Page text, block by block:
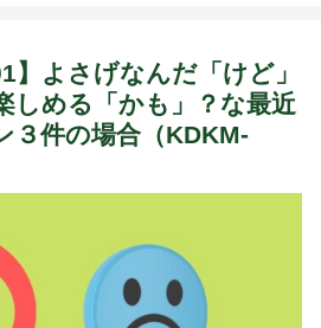
】よさげなんだ「けど」
しめる「かも」？な最近
３件の場合（KDKM-